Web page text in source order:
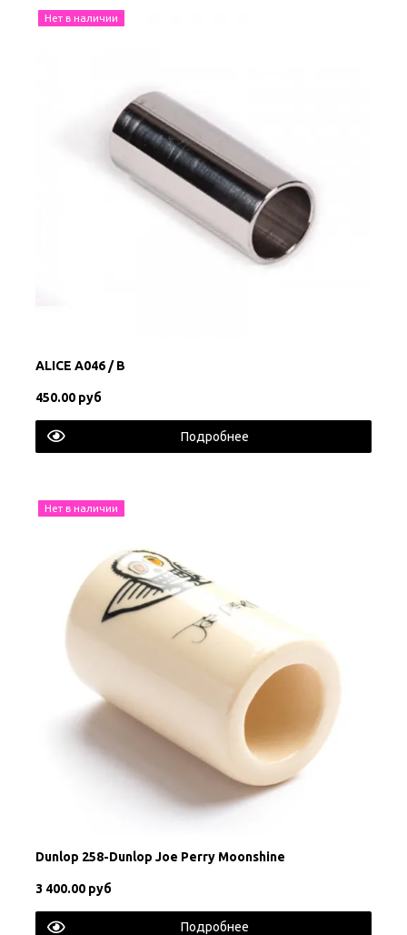
Нет в наличии
ALICE A046 / B
450.00 руб
Подробнее
Нет в наличии
Dunlop 258-Dunlop Joe Perry Moonshine
3 400.00 руб
Подробнее